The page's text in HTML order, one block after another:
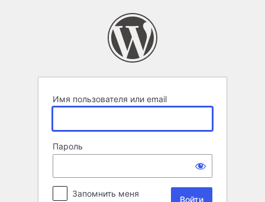
Имя пользователя или email
Пароль
Запомнить меня